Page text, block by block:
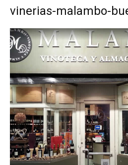
vinerias-malambo-